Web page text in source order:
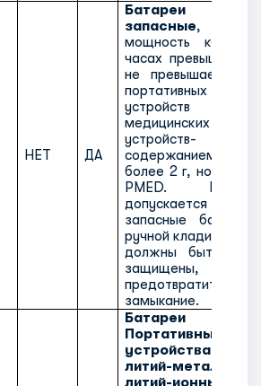
НЕТ ДА
Батареи
запасные,
мощность
часах превышает
не превышает
портативных
устройств и
медицинских
устройств-
содержанием
более 2 г, но не
PMED. К
допускается
запасные
ручной клади.
должны быть
защищены,
предотвратить
замыкание.
Батареи
Портативные
устройства,
литий-
литий-ионные